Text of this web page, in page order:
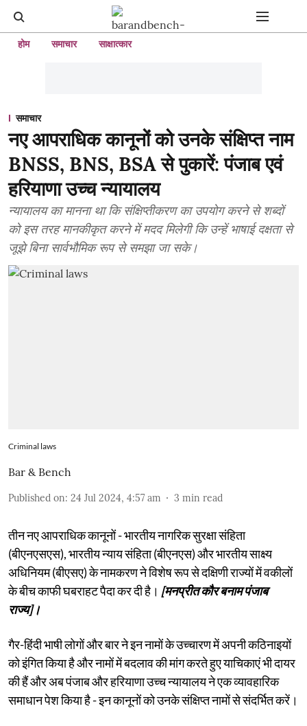
होम समाचार साक्षात्कार
समाचार
नए आपराधिक कानूनों को उनके संक्षिप्त नाम
BNSS, BNS, BSA से पुकारें: पंजाब एवं
हरियाणा उच्च न्यायालय
न्यायालय का मानना ​​था कि संक्षिप्तीकरण का उपयोग करने से शब्दों
को इस तरह मानकीकृत करने में मदद मिलेगी कि उन्हें भाषाई दक्षता से
जूझे बिना सार्वभौमिक रूप से समझा जा सके।
Criminal laws
Bar & Bench
Published on: 24 Jul 2024, 4:57 am 3 min read
तीन नए आपराधिक कानूनों - भारतीय नागरिक सुरक्षा संहिता
(बीएनएसएस), भारतीय न्याय संहिता (बीएनएस) और भारतीय साक्ष्य
अधिनियम (बीएसए) के नामकरण ने विशेष रूप से दक्षिणी राज्यों में वकीलों
के बीच काफी घबराहट पैदा कर दी है। [मनप्रीत कौर बनाम पंजाब
राज्य]।
गैर-हिंदी भाषी लोगों और बार ने इन नामों के उच्चारण में अपनी कठिनाइयों
को इंगित किया है और नामों में बदलाव की मांग करते हुए याचिकाएं भी दायर
की हैं और अब पंजाब और हरियाणा उच्च न्यायालय ने एक व्यावहारिक
समाधान पेश किया है - इन कानूनों को उनके संक्षिप्त नामों से संदर्भित करें।